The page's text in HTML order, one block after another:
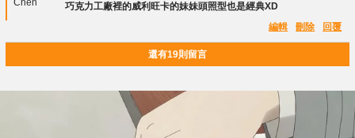
巧克力工廠裡的威利旺卡的妹妹頭照型也是經典XD
回覆
刪除
編輯
還有19則留言